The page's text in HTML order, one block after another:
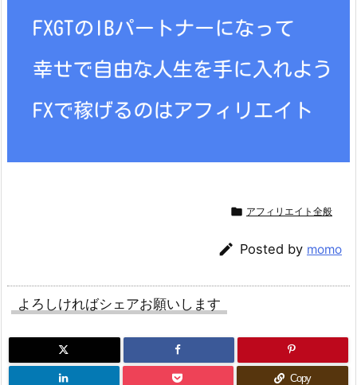
 アフィリエイト全般
 Posted by momo
よろしければシェアお願いします
Copy